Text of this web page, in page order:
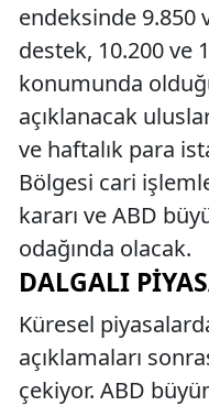
endeksinde 9.850
destek, 10.200 ve
konumunda
açıklanacak
ve haftalık para
Bölgesi cari
kararı ve ABD
odağında olacak.
DALGALI
Küresel
açıklamaları
çekiyor. ABD